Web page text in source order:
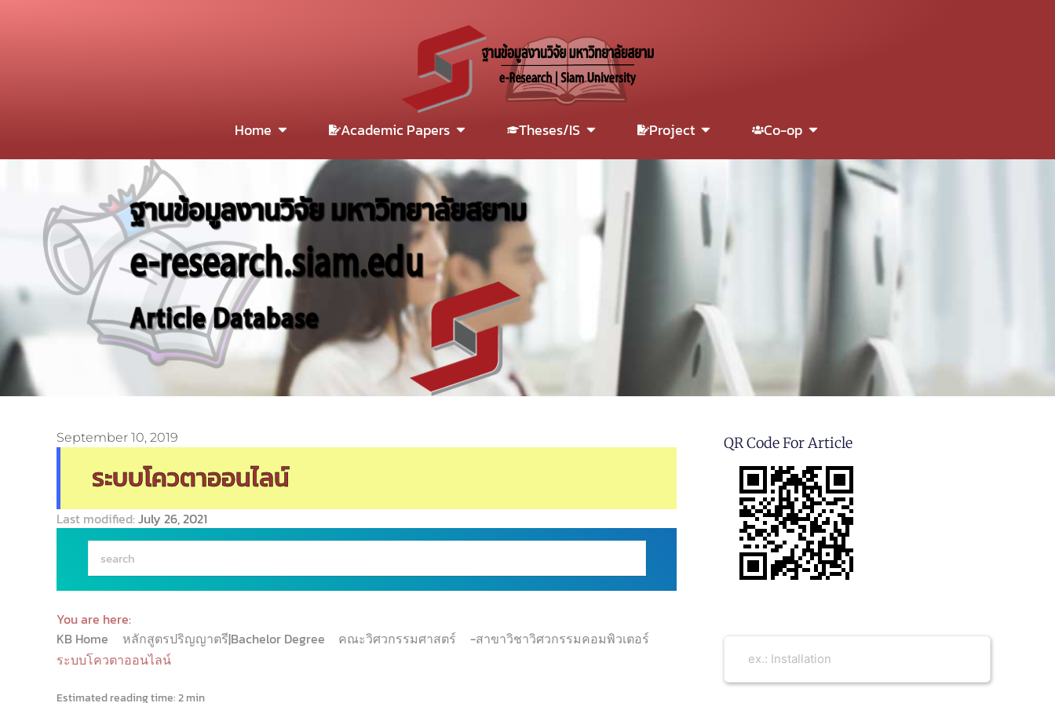
Home Academic Papers Theses/IS Project Co-op
September 10, 2019
ระบบโควตาออนไลน์
Last modified: July 26, 2021
You are here:
KB Home
หลักสูตรปริญญาตรี|Bachelor Degree คณะวิศวกรรมศาสตร์
-สาขาวิชาวิศวกรรมคอมพิวเตอร์
ระบบโควตาออนไลน์
Estimated reading time:2 min
QR Code For Article